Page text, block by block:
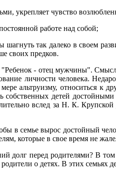
укрепляет чувство
работе над собой;
шагнуть так далеко в своем
своих предков.
- отец мужчины".
личности человека.
альтруизму, относиться к
собственных детей
вслед за Н. К.
в семье вырос достойный
которые в свое время не
долг перед родителями? В том
о детях. В этих семьях